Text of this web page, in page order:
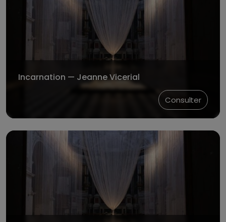
Incarnation — Jeanne Vicerial
Consulter